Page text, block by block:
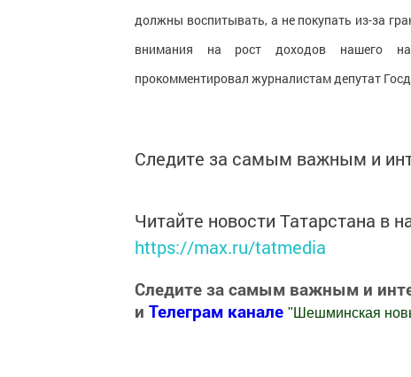
должны воспитывать, а не покупать из-за
внимания на рост доходов нашего
прокомментировал журналистам депутат
Следите за самым важным и
Читайте новости Татарстана в
https://max.ru/tatmedia
Следите за самым важным и
и Телеграм канале " Шешминская